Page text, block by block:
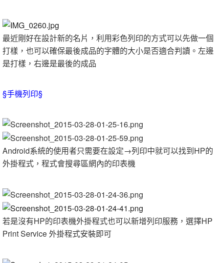
最近剛好在設計新的名片，利用彩色列印的方式可以先做一個
打樣，也可以確保最後成品的字體的大小是否適合判讀。左邊
是打樣，右邊是最後的成品
§手機列印§
Android系統的使用者只需要在設定→列印中就可以找到HP的
外掛程式，程式會搜尋區網內的印表機
若是沒有HP的印表機外掛程式也可以新增列印服務，選擇HP
Print Service 外掛程式安裝即可